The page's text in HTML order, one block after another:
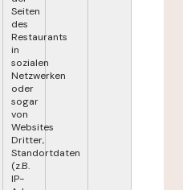
Seiten
des
Restaurants
in
sozialen
Netzwerken
oder
sogar
von
Websites
Dritter,
Standortdaten
(z.B.
IP-